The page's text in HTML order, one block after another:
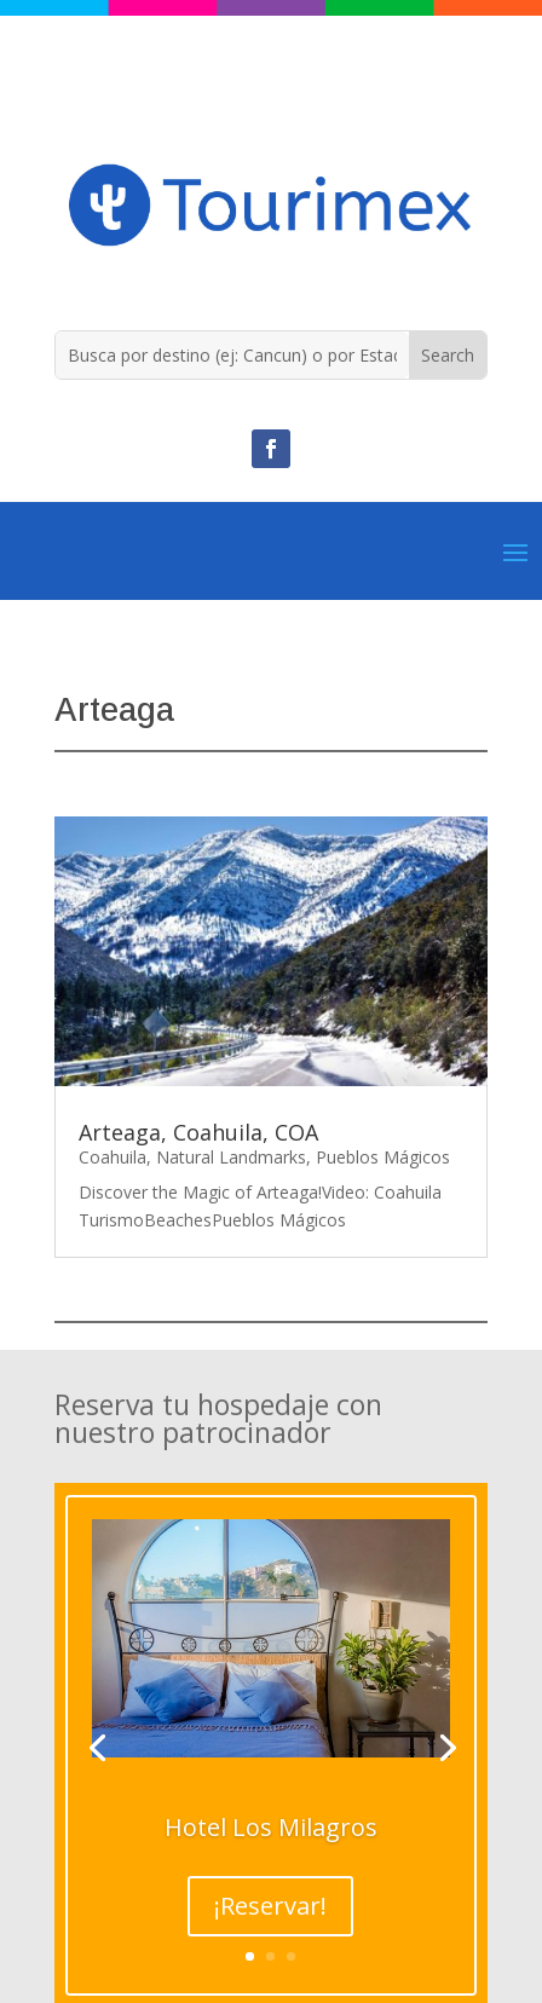
Arteaga
Arteaga, Coahuila, COA
Coahuila, Natural Landmarks, Pueblos Mágicos
Discover the Magic of Arteaga!Video: Coahuila
TurismoBeachesPueblos Mágicos
Reserva tu hospedaje con
nuestro patrocinador
Hotel Los Milagros
¡Reservar!